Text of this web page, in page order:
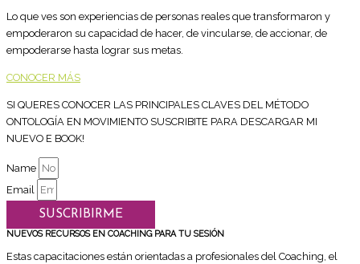
Lo que ves son experiencias de personas reales que transformaron y
empoderaron su capacidad de hacer, de vincularse, de accionar, de
empoderarse hasta lograr sus metas.
CONOCER MÁS
SI QUERES CONOCER LAS PRINCIPALES CLAVES DEL MÉTODO
ONTOLOGÍA EN MOVIMIENTO SUSCRIBITE PARA DESCARGAR MI
NUEVO E BOOK!
Name
Email
SUSCRIBIRME
NUEVOS RECURSOS EN COACHING PARA TU SESIÓN
Estas capacitaciones están orientadas a profesionales del Coaching, el